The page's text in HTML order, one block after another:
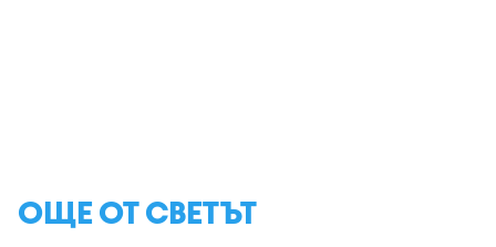
ОЩЕ ОТ СВЕТЪТ